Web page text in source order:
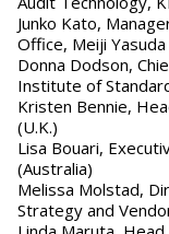
Junko Kato,
Office, Meiji Yasuda
Donna Dodson,
Institute of
Kristen Bennie,
(U.K.)
Lisa Bouari,
(Australia)
Melissa Molstad,
Strategy and